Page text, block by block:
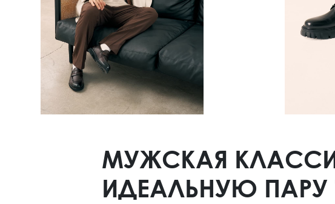
Полуботинки
МУЖСКАЯ
ИДЕАЛЬНУЮ